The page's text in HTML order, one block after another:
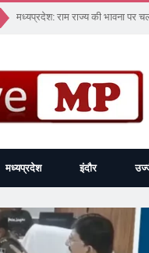
मध्यप्रदेश: राम राज्य की भावना पर
मध्यप्रदेश इंदौर